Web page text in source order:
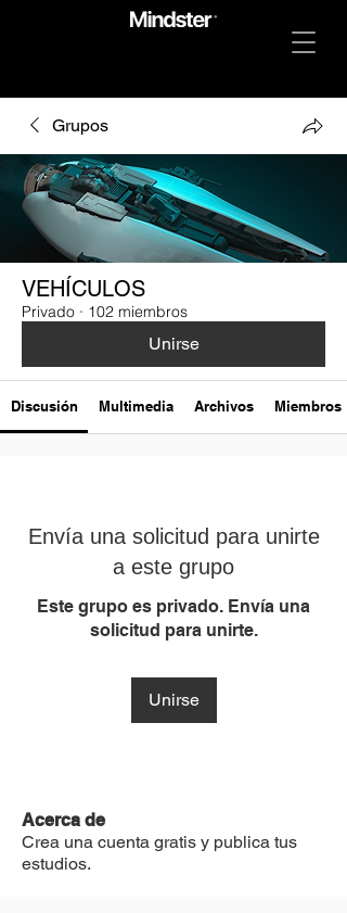
Grupos
VEHÍCULOS
Privado · 102 miembros
Unirse
Discusión Multimedia Archivos Miembros
Envía una solicitud para unirte
a este grupo
Este grupo es privado. Envía una
solicitud para unirte.
Unirse
Acerca de
Crea una cuenta gratis y publica tus
estudios.